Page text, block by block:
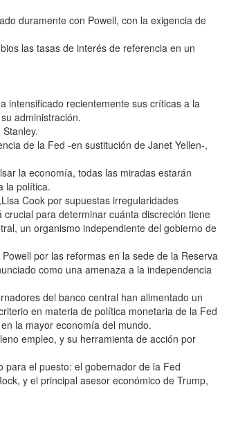
duramente con Powell, con la exigencia de
las tasas de interés de referencia en un
intensificado recientemente sus críticas a la
administración.
de la Fed -en sustitución de Janet Yellen-,
la economía, todas las miradas estarán
la política.
Cook por supuestas irregularidades
para determinar cuánta discreción tiene
un organismo independiente del gobierno de
por las reformas en la sede de la Reserva
como una amenaza a la independencia
del banco central han alimentado un
en materia de política monetaria de la Fed
la mayor economía del mundo.
empleo, y su herramienta de acción por
para el puesto: el gobernador de la Fed
y el principal asesor económico de Trump,